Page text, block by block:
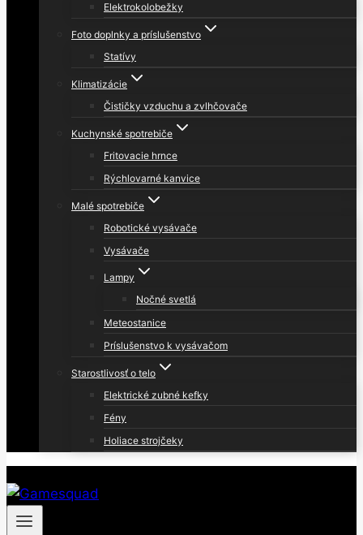
Elektrokolobežky
Foto doplnky a príslušenstvo
Statívy
Klimatizácie
Čističky vzduchu a zvlhčovače
Kuchynské spotrebiče
Fritovacie hrnce
Rýchlovarné kanvice
Malé spotrebiče
Robotické vysávače
Vysávače
Lampy
Nočné svetlá
Meteostanice
Príslušenstvo k vysávačom
Starostlivosť o telo
Elektrické zubné kefky
Fény
Holiace strojčeky